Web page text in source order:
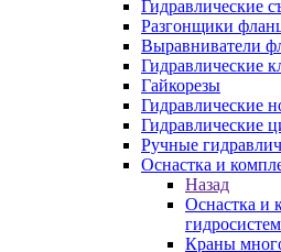
Гидравлические
Разгонщики
Выравниватели
Гидравлические
Гайкорезы
Гидравлические
Гидравлические
Ручные
Оснастка и
Назад
Оснастка и
гидросистем
Краны